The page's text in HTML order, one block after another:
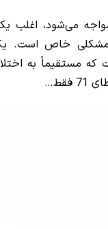
می‌شود، اغلب
خاص است.
حیاتی، خطای 71 است که مستقیماً